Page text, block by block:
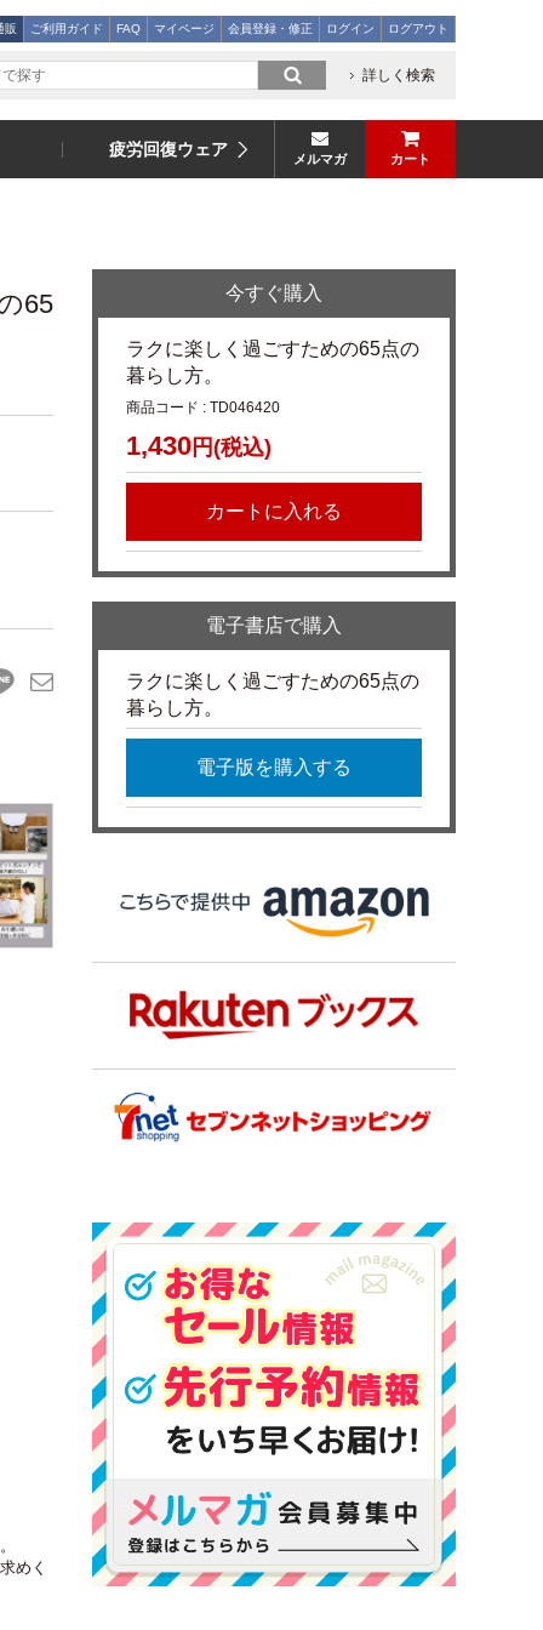
販 ご利用ガイド FAQ マイページ 会員登録・修正 ログイン ログアウト
詳しく検索
疲労回復ウェア メルマガ カート
65
めく
今すぐ購入
ラクに楽しく過ごすための65点の
暮らし方。
商品コード : TD046420
1,430 円(税込)
カートに入れる
電子書店で購入
ラクに楽しく過ごすための65点の
暮らし方。
電子版を購入する